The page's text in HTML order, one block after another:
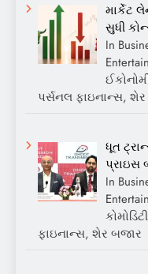
માર્કેટ
સુધી
In
પર્સનલ ફાઇનાન્સ,
ધૂત
પ્રાઇસ
In
ફાઇનાન્સ, શેર બજાર